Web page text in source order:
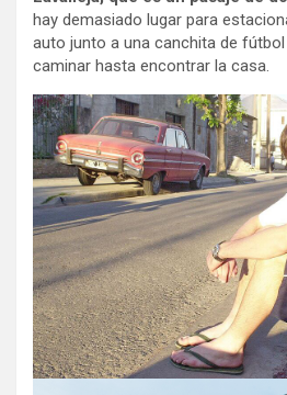
hay demasiado lugar para
auto junto a una canchita de
caminar hasta encontrar la casa.